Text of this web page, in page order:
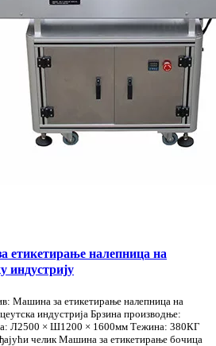
етикетирање налепница на
индустрију
Машина за етикетирање налепница на
индустрија Брзина производње:
Л2500 × Ш1200 × 1600мм Тежина: 380КГ
челик Машина за етикетирање бочица